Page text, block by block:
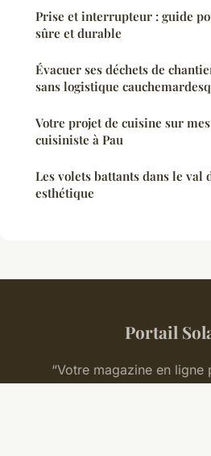
Prise et interrupteur : guide
sûre et durable
Évacuer ses déchets de
sans logistique
Votre projet de cuisine sur
cuisiniste à Pau
Les volets battants dans le val
esthétique
Portail
“Votre magazine en ligne